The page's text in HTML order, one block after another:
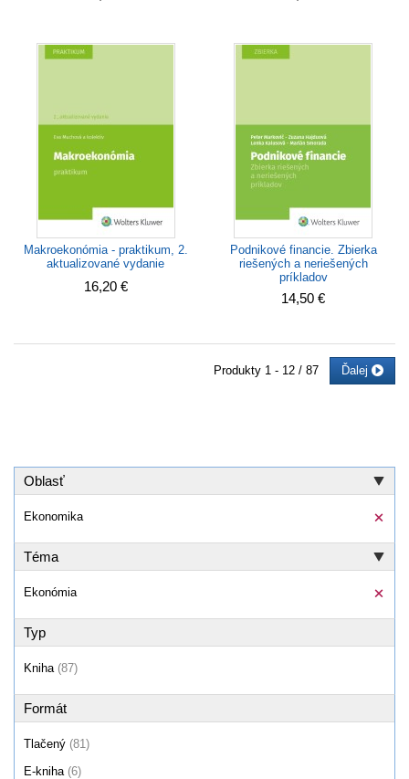
Makroekonómia - praktikum, 2.
aktualizované vydanie
16,20 €
Podnikové financie. Zbierka
riešených a neriešených
príkladov
14,50 €
Produkty 1 - 12 / 87 Ďalej
Oblasť
Ekonomika
Téma
Ekonómia
Typ
Kniha (87)
Formát
Tlačený (81)
E-kniha (6)